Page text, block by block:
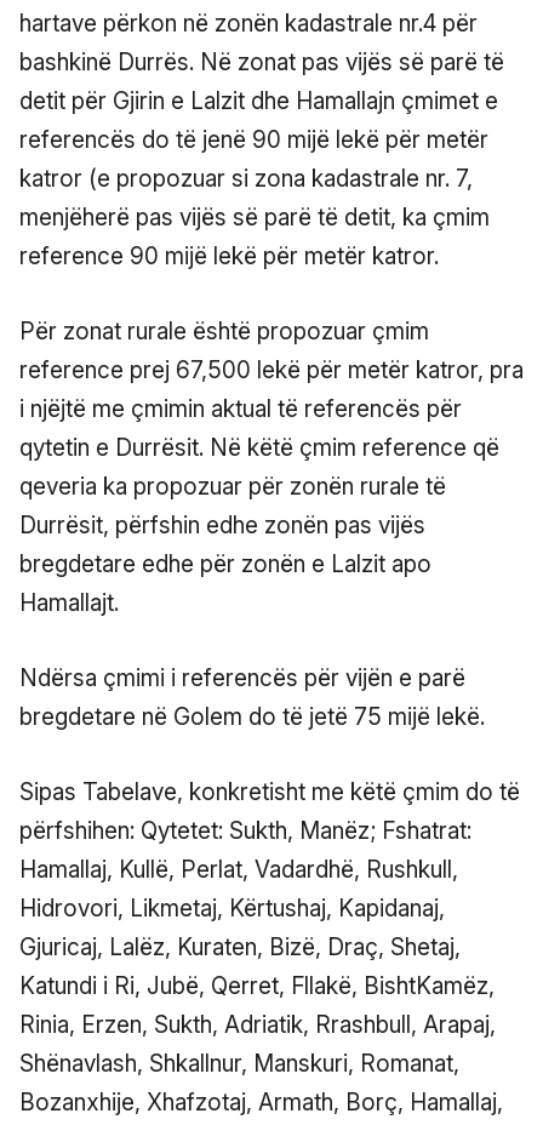
hartave përkon në zonën kadastrale nr.4 për
bashkinë Durrës. Në zonat pas vijës së parë të
detit për Gjirin e Lalzit dhe Hamallajn çmimet e
referencës do të jenë 90 mijë lekë për metër
katror (e propozuar si zona kadastrale nr. 7,
menjëherë pas vijës së parë të detit, ka çmim
reference 90 mijë lekë për metër katror.
Për zonat rurale është propozuar çmim
reference prej 67,500 lekë për metër katror, pra
i njëjtë me çmimin aktual të referencës për
qytetin e Durrësit. Në këtë çmim reference që
qeveria ka propozuar për zonën rurale të
Durrësit, përfshin edhe zonën pas vijës
bregdetare edhe për zonën e Lalzit apo
Hamallajt.
Ndërsa çmimi i referencës për vijën e parë
bregdetare në Golem do të jetë 75 mijë lekë.
Sipas Tabelave, konkretisht me këtë çmim do të
përfshihen: Qytetet: Sukth, Manëz; Fshatrat:
Hamallaj, Kullë, Perlat, Vadardhë, Rushkull,
Hidrovori, Likmetaj, Kërtushaj, Kapidanaj,
Gjuricaj, Lalëz, Kuraten, Bizë, Draç, Shetaj,
Katundi i Ri, Jubë, Qerret, Fllakë, BishtKamëz,
Rinia, Erzen, Sukth, Adriatik, Rrashbull, Arapaj,
Shënavlash, Shkallnur, Manskuri, Romanat,
Bozanxhije, Xhafzotaj, Armath, Borç, Hamallaj,